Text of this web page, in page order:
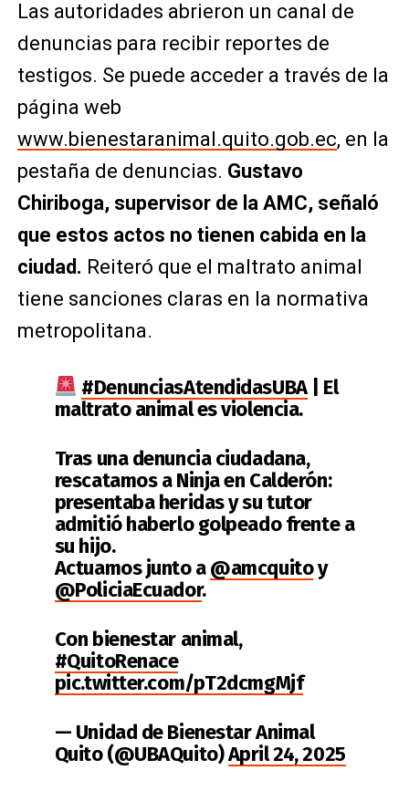
Las autoridades abrieron un canal de
denuncias para recibir reportes de
testigos. Se puede acceder a través de la
página web
www.bienestaranimal.quito.gob.ec, en la
pestaña de denuncias. Gustavo
Chiriboga, supervisor de la AMC, señaló
que estos actos no tienen cabida en la
ciudad. Reiteró que el maltrato animal
tiene sanciones claras en la normativa
metropolitana.
#DenunciasAtendidasUBA| El
maltrato animal es violencia.
Tras una denuncia ciudadana,
rescatamos a Ninja en Calderón:
presentaba heridas y su tutor
admitió haberlo golpeado frente a
su hijo.
Actuamos junto a@amcquitoy
@PoliciaEcuador.
Con bienestar animal,
#QuitoRenace
pic.twitter.com/pT2dcmgMjf
— Unidad de Bienestar Animal
Quito (@UBAQuito)April 24, 2025